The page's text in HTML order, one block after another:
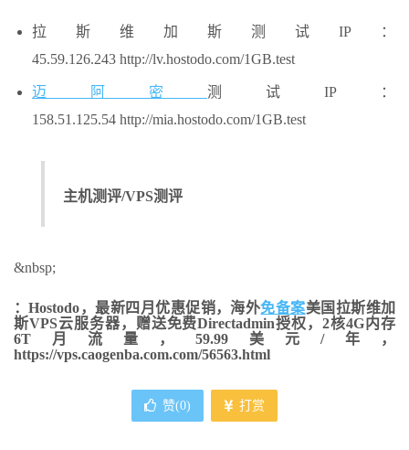
拉斯维加斯测试IP：
45.59.126.243 http://lv.hostodo.com/1GB.test
迈阿密 测试IP：
158.51.125.54 http://mia.hostodo.com/1GB.test
主机测评/VPS测评
&nbsp;
：Hostodo，最新四月优惠促销，海外免备案美国拉斯维加
斯VPS云服务器，赠送免费Directadmin授权，2核4G内存
6T月流量，59.99美元/年，
https://vps.caogenba.com.com/56563.html
赞(0) 打赏